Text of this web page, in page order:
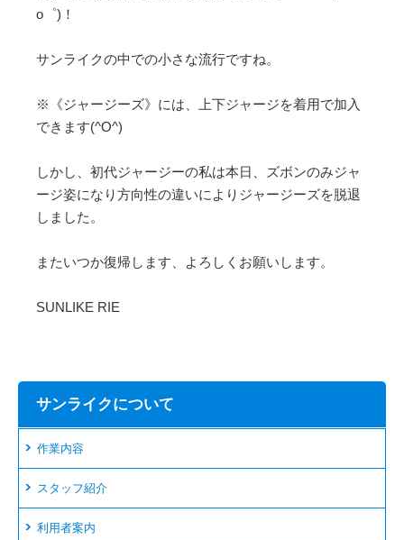
o゜)！
サンライクの中での小さな流行ですね。
※《ジャージーズ》には、上下ジャージを着用で加入
できます(^O^)
しかし、初代ジャージーの私は本日、ズボンのみジャ
ージ姿になり方向性の違いによりジャージーズを脱退
しました。
またいつか復帰します、よろしくお願いします。
SUNLIKE RIE
サンライクについて
作業内容
スタッフ紹介
利用者案内